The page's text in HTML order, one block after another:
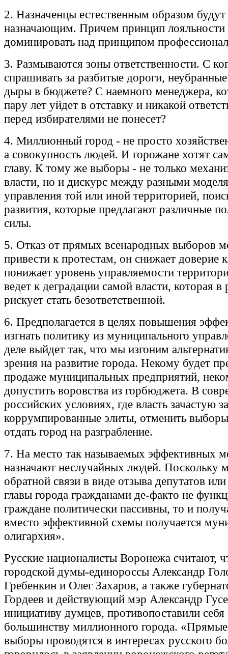
2. Назначенцы естественным образом
назначающим. Причем принцип лояльности
доминировать над принципом
3. Размываются зоны ответственности. С
спрашивать за разбитые дороги,
дыры в бюджете? С наемного менеджера,
пару лет уйдет в отставку и никакой
перед избирателями не понесет?
4. Миллионный город - не просто
а совокупность людей. И горожане хотят
главу. К тому же выборы - не только
власти, но и дискурс между разными
управления той или иной территорией,
развития, которые предлагают различные
силы.
5. Отказ от прямых всенародных выборов
привести к протестам, он снижает доверие
понижает уровень управляемости
ведет к деградации самой власти, которая в
рискует стать безответственной.
6. Предполагается в целях повышения
изгнать политику из муниципального
деле выйдет так, что мы изгоним
зрения на развитие города. Некому будет
продаже муниципальных предприятий,
допустить воровства из горбюджета. В
российских условиях, где власть зачастую
коррумпированные элиты, отменить
отдать город на разграбление.
7. На место так называемых эффективных
назначают неслучайных людей. Поскольку
обратной связи в виде отзыва депутатов
главы города гражданами де-факто не
граждане политически пассивны, то и
вместо эффективной схемы получается
олигархия».
Русские националисты Воронежа считают,
городской думы-единороссы Александр
Гребенкин и Олег Захаров, а также
Гордеев и действующий мэр Александр
инициативу думцев, противопоставили
большинству миллионного города.
выборы проводятся в интересах русского